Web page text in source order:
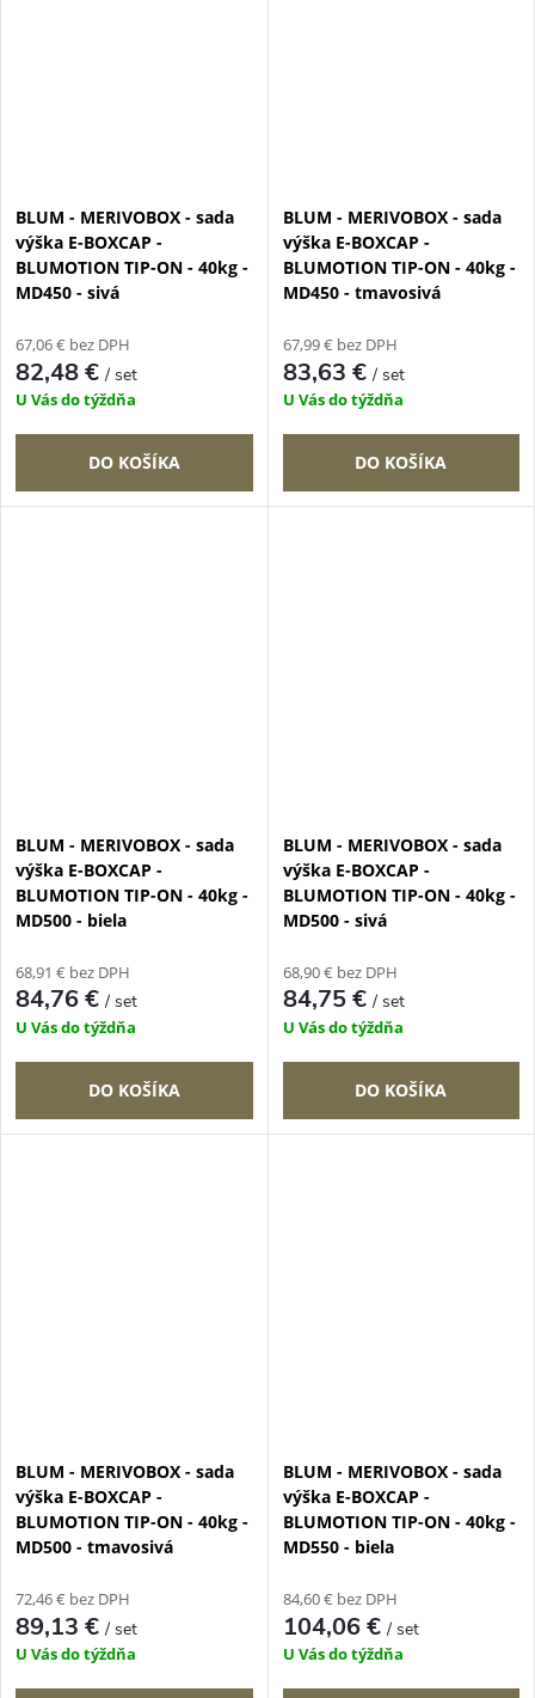
BLUM - MERIVOBOX - sada
výška E-BOXCAP -
BLUMOTION TIP-ON - 40kg -
MD450 - sivá
67,06 € bez DPH
82,48 €/ set
U Vás do týždňa
DO KOŠÍKA
BLUM - MERIVOBOX - sada
výška E-BOXCAP -
BLUMOTION TIP-ON - 40kg -
MD450 - tmavosivá
67,99 € bez DPH
83,63 €/ set
U Vás do týždňa
DO KOŠÍKA
BLUM - MERIVOBOX - sada
výška E-BOXCAP -
BLUMOTION TIP-ON - 40kg -
MD500 - biela
68,91 € bez DPH
84,76 €/ set
U Vás do týždňa
DO KOŠÍKA
BLUM - MERIVOBOX - sada
výška E-BOXCAP -
BLUMOTION TIP-ON - 40kg -
MD500 - sivá
68,90 € bez DPH
84,75 €/ set
U Vás do týždňa
DO KOŠÍKA
BLUM - MERIVOBOX - sada
výška E-BOXCAP -
BLUMOTION TIP-ON - 40kg -
MD500 - tmavosivá
72,46 € bez DPH
89,13 €/ set
U Vás do týždňa
BLUM - MERIVOBOX - sada
výška E-BOXCAP -
BLUMOTION TIP-ON - 40kg -
MD550 - biela
84,60 € bez DPH
104,06 €/ set
U Vás do týždňa